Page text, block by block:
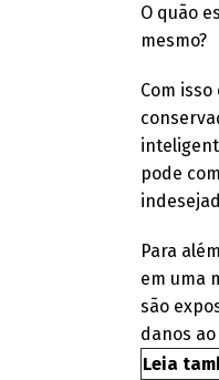
O quão
mesmo?
Com
pode
Para
em uma
são
danos
Leia